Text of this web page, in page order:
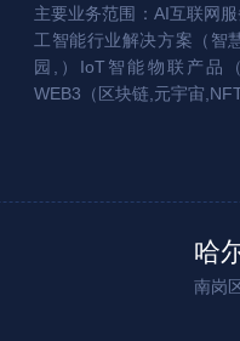
主要业务范围：AI互联网
工智能行业解决方案（智
园,）IoT智能物联产品
WEB3（区块链,元宇宙
哈
南岗